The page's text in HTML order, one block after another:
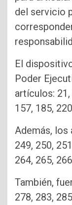
del servicio
El
Poder
artículos: 21,
157, 185,
Además, los
249, 250,
264, 265,
También,
278, 283,